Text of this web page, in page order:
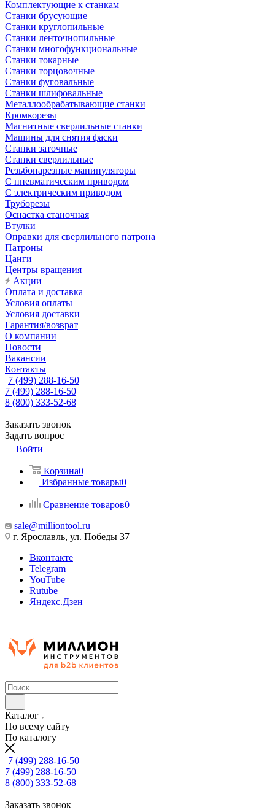
Комплектующие к станкам
Станки брусующие
Станки круглопильные
Станки ленточнопильные
Станки многофункциональные
Станки токарные
Станки торцовочные
Станки фуговальные
Станки шлифовальные
Металлообрабатывающие станки
Кромкорезы
Магнитные сверлильные станки
Машины для снятия фаски
Станки заточные
Станки сверлильные
Резьбонарезные манипуляторы
С пневматическим приводом
С электрическим приводом
Труборезы
Оснастка станочная
Втулки
Оправки для сверлильного патрона
Патроны
Цанги
Центры вращения
Акции
Оплата и доставка
Условия оплаты
Условия доставки
Гарантия/возврат
О компании
Новости
Вакансии
Контакты
7 (499) 288-16-50
7 (499) 288-16-50
8 (800) 333-52-68
Заказать звонок
Задать вопрос
Войти
Корзина0
Избранные товары0
Сравнение товаров0
sale@milliontool.ru
г. Ярославль, ул. Победы 37
Вконтакте
Telegram
YouTube
Rutube
Яндекс.Дзен
Каталог
По всему сайту
По каталогу
7 (499) 288-16-50
7 (499) 288-16-50
8 (800) 333-52-68
Заказать звонок